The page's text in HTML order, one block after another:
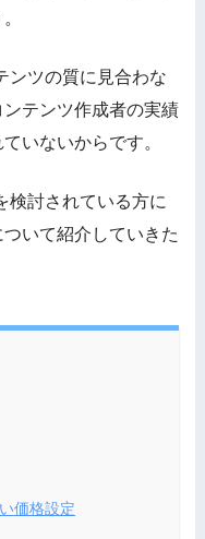
ンツの質に見合わな
ンテンツ作成者の実績
いないからです。
検討されている方に
いて紹介していきた
価格設定